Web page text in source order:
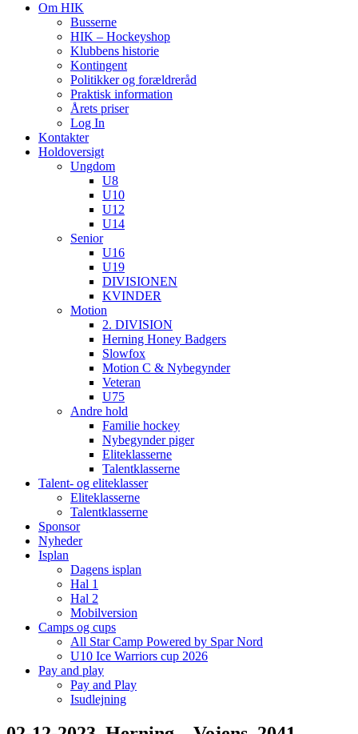
Om HIK
Busserne
HIK – Hockeyshop
Klubbens historie
Kontingent
Politikker og forældreråd
Praktisk information
Årets priser
Log In
Kontakter
Holdoversigt
Ungdom
U8
U10
U12
U14
Senior
U16
U19
DIVISIONEN
KVINDER
Motion
2. DIVISION
Herning Honey Badgers
Slowfox
Motion C & Nybegynder
Veteran
U75
Andre hold
Familie hockey
Nybegynder piger
Eliteklasserne
Talentklasserne
Talent- og eliteklasser
Eliteklasserne
Talentklasserne
Sponsor
Nyheder
Isplan
Dagens isplan
Hal 1
Hal 2
Mobilversion
Camps og cups
All Star Camp Powered by Spar Nord
U10 Ice Warriors cup 2026
Pay and play
Pay and Play
Isudlejning